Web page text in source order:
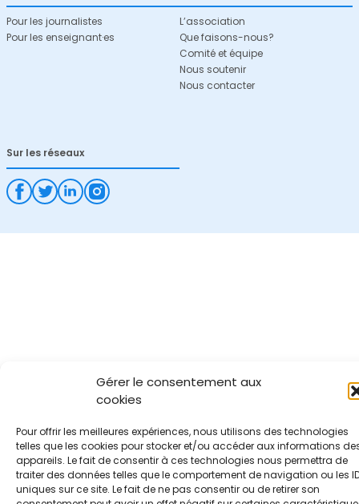
Gérer le consentement aux
cookies
Pour offrir les meilleures expériences, nous utilisons des technologies
telles que les cookies pour stocker et/ou accéder aux informations
appareils. Le fait de consentir à ces technologies nous permettra de
traiter des données telles que le comportement de navigation ou les
uniques sur ce site. Le fait de ne pas consentir ou de retirer son
Pour les journalistes
Pour les enseignant·es
L’association
Que faisons-nous?
Comité et équipe
Nous soutenir
Nous contacter
Sur les réseaux